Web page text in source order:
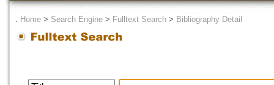
． Home > Search Engine > Fulltext Search > Bibliography Detail